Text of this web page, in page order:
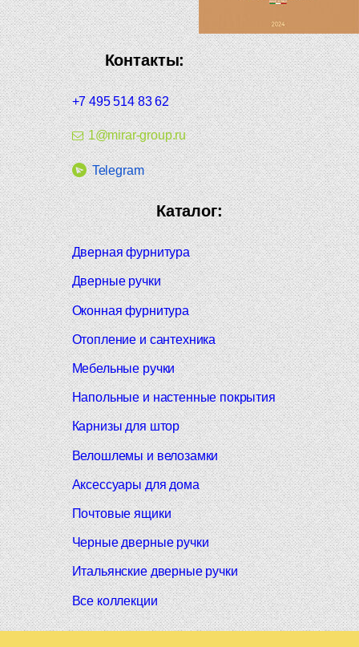
Контакты:
+7 495 514 83 62
1@mirar-group.ru
Telegram
Каталог:
Дверная фурнитура
Дверные ручки
Оконная фурнитура
Отопление и сантехника
Мебельные ручки
Напольные и настенные покрытия
Карнизы для штор
Велошлемы и велозамки
Аксессуары для дома
Почтовые ящики
Черные дверные ручки
Итальянские дверные ручки
Все коллекции